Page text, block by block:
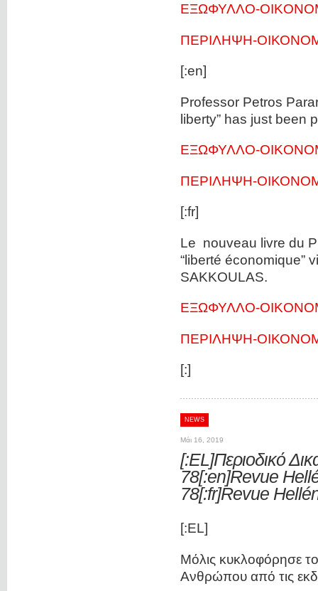
ΕΞΩΦΥΛΛΟ-
ΠΕΡΙΛΗΨΗ-
[:en]
Professor Petros
liberty” has just been
ΕΞΩΦΥΛΛΟ-
ΠΕΡΙΛΗΨΗ-
[:fr]
Le nouveau livre du
“liberté économique”
SAKKOULAS.
ΕΞΩΦΥΛΛΟ-
ΠΕΡΙΛΗΨΗ-
[:]
NEWS
Μάι 16, 2019
[:EL]Περιοδικό
78[:en]Revue
78[:fr]Revue
[:EL]
Μόλις κυκλοφόρησε
Ανθρώπου από τις